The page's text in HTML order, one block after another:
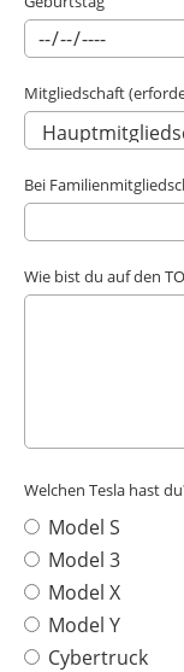
Mitgliedschaft
Bei
Wie bist du auf den
Welchen Tesla hast
Model S
Model 3
Model X
Model Y
Cybertruck